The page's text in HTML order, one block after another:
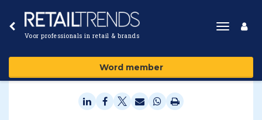
Voor professionals in retail & brands
Toggle
Word member